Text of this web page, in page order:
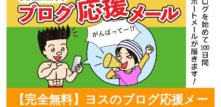
【完全無料】ヨスのブログ応援メー